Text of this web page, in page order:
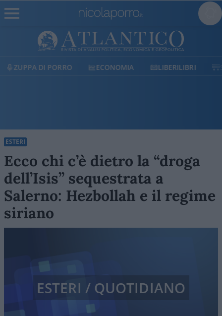
ECONOMIA LIBERILIBRI SHOP SOSTIENICI
ESTERI
Ecco chi c’è dietro la “droga
dell’Isis” sequestrata a
Salerno: Hezbollah e il regime
siriano
ESTERI / QUOTIDIANO